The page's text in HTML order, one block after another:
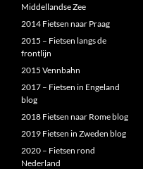
Middellandse Zee
2014 Fietsen naar Praag
2015 – Fietsen langs de
frontlijn
2015 Vennbahn
2017 – Fietsen in Engeland
blog
2018 Fietsen naar Rome blog
2019 Fietsen in Zweden blog
2020 – Fietsen rond
Nederland